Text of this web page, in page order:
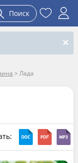
Поиск
> Лада